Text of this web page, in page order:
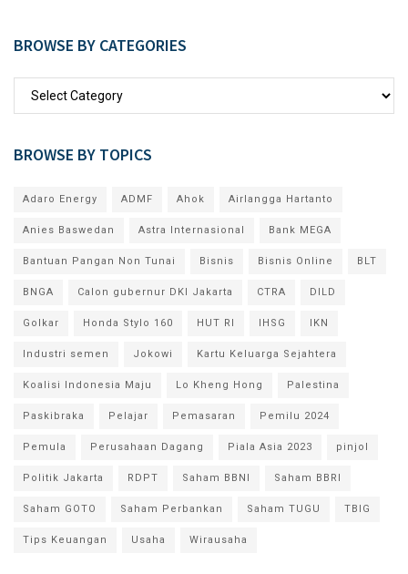
BROWSE BY CATEGORIES
BROWSE BY TOPICS
Adaro Energy ADMF Ahok Airlangga Hartanto
Anies Baswedan Astra Internasional Bank MEGA
Bantuan Pangan Non Tunai Bisnis Bisnis Online BLT
BNGA Calon gubernur DKI Jakarta CTRA DILD
Golkar Honda Stylo 160 HUT RI IHSG IKN
Industri semen Jokowi Kartu Keluarga Sejahtera
Koalisi Indonesia Maju Lo Kheng Hong Palestina
Paskibraka Pelajar Pemasaran Pemilu 2024
Pemula Perusahaan Dagang Piala Asia 2023 pinjol
Politik Jakarta RDPT Saham BBNI Saham BBRI
Saham GOTO Saham Perbankan Saham TUGU TBIG
Tips Keuangan Usaha Wirausaha